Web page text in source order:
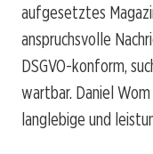
aufgesetztes
anspruchsvolle
DSGVO-konform,
wartbar. Daniel
langlebige und